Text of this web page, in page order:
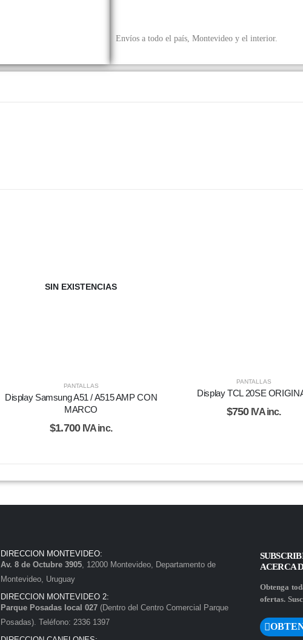
Envíos a todo el país, Montevideo y el interior.
SIN EXISTENCIAS
PANTALLAS
Display Samsung A51 / A515 AMP CON
MARCO
$1.700 IVA inc.
PANTALLAS
Display TCL 20SE
$750 IVA inc.
DIRECCION MONTEVIDEO:
Av. 8 de Octubre 3905 , 12000 Montevideo, Departamento de
Montevideo, Uruguay
DIRECCION MONTEVIDEO 2:
Parque Posadas local 027 (Dentro del Centro Comercial Parque
Posadas). Teléfono: 2336 1397
ACERCA
Obtenga
ofertas.